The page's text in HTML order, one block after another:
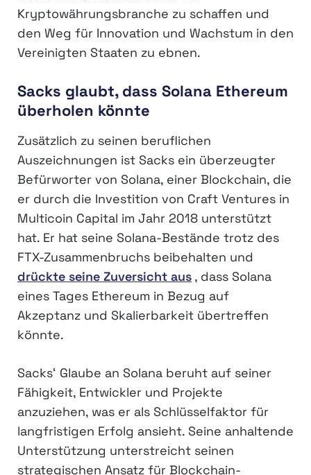
Kryptowährungsbranche zu schaffen und
den Weg für Innovation und Wachstum in den
Vereinigten Staaten zu ebnen.
Sacks glaubt, dass Solana Ethereum
überholen könnte
Zusätzlich zu seinen beruflichen
Auszeichnungen ist Sacks ein überzeugter
Befürworter von Solana, einer Blockchain, die
er durch die Investition von Craft Ventures in
Multicoin Capital im Jahr 2018 unterstützt
hat. Er hat seine Solana-Bestände trotz des
FTX-Zusammenbruchs beibehalten und
drückte seine Zuversicht aus , dass Solana
eines Tages Ethereum in Bezug auf
Akzeptanz und Skalierbarkeit übertreffen
könnte.
Sacks‘ Glaube an Solana beruht auf seiner
Fähigkeit, Entwickler und Projekte
anzuziehen, was er als Schlüsselfaktor für
langfristigen Erfolg ansieht. Seine anhaltende
Unterstützung unterstreicht seinen
strategischen Ansatz für Blockchain-